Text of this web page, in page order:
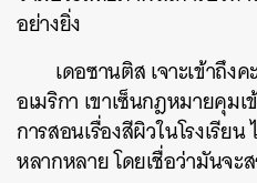
อย่างยิ่ง
เดอซานติส เจาะเข้าถึง
อเมริกา เขาเซ็นกฎหมายคุมเ
การสอนเรื่องสีผิวในโรงเรีย
หลากหลาย โดยเชื่อว่ามันจะ